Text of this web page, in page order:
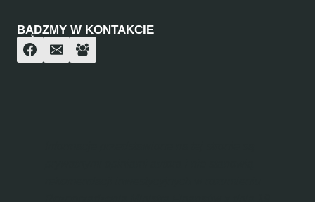
BĄDZMY W KONTAKCIE